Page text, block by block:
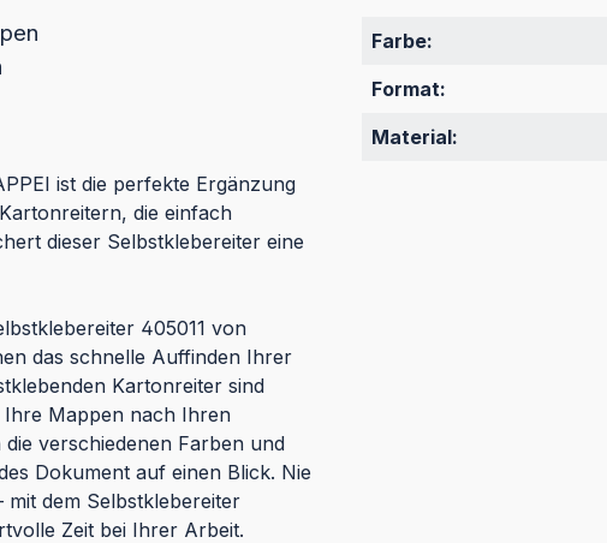
ist die perfekte Ergänzung
die einfach
dieser Selbstklebereiter eine
405011 von
das schnelle Auffinden Ihrer
Kartonreiter sind
Mappen nach Ihren
verschiedenen Farben und
Dokument auf einen Blick. Nie
dem Selbstklebereiter
Zeit bei Ihrer Arbeit.
Farbe:
Format:
Material: